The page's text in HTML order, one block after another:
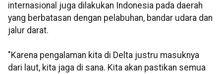
internasional juga dilakukan Indonesia pada daerah
yang berbatasan dengan pelabuhan, bandar udara dan
jalur darat.
"Karena pengalaman kita di Delta justru masuknya
dari laut, kita jaga di sana. Kita akan pastikan semua